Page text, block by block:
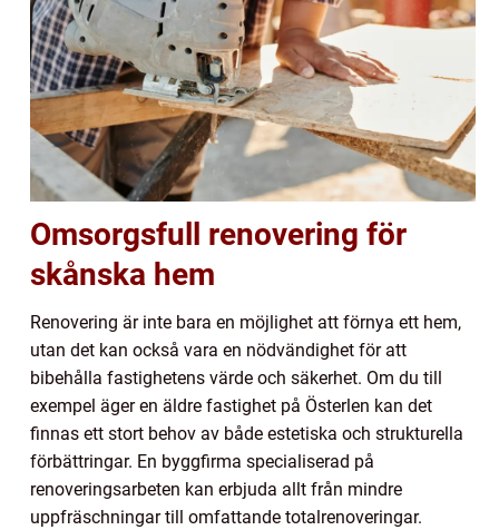
Omsorgsfull renovering för
skånska hem
Renovering är inte bara en möjlighet att förnya ett hem,
utan det kan också vara en nödvändighet för att
bibehålla fastighetens värde och säkerhet. Om du till
exempel äger en äldre fastighet på Österlen kan det
finnas ett stort behov av både estetiska och strukturella
förbättringar. En byggfirma specialiserad på
renoveringsarbeten kan erbjuda allt från mindre
uppfräschningar till omfattande totalrenoveringar.